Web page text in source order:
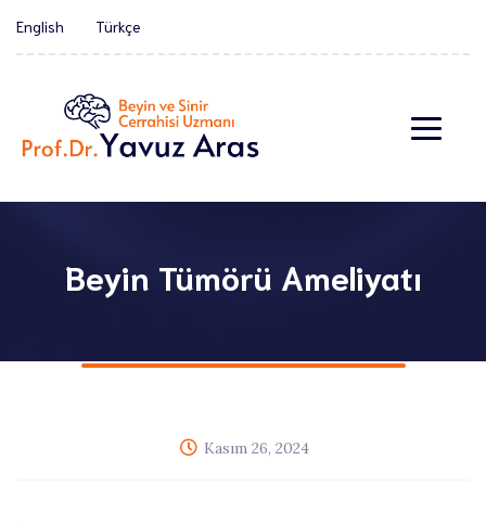
English Türkçe
Beyin Tümörü Ameliyatı
Kasım 26, 2024